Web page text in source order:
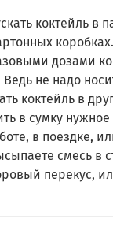
коктейль в
дозами
Ведь не надо
коктейль в
в сумку
в поездке,
смесь в
перекус,